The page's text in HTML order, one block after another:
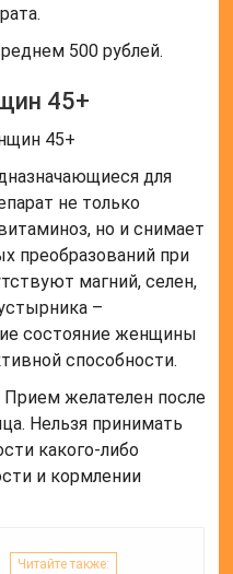
500 рублей.
45+
для
не только
но и снимает
преобразований при
магний, селен,
–
состояние женщины
способности.
Прием желателен после
Нельзя принимать
какого-либо
и кормлении
Читайте также: